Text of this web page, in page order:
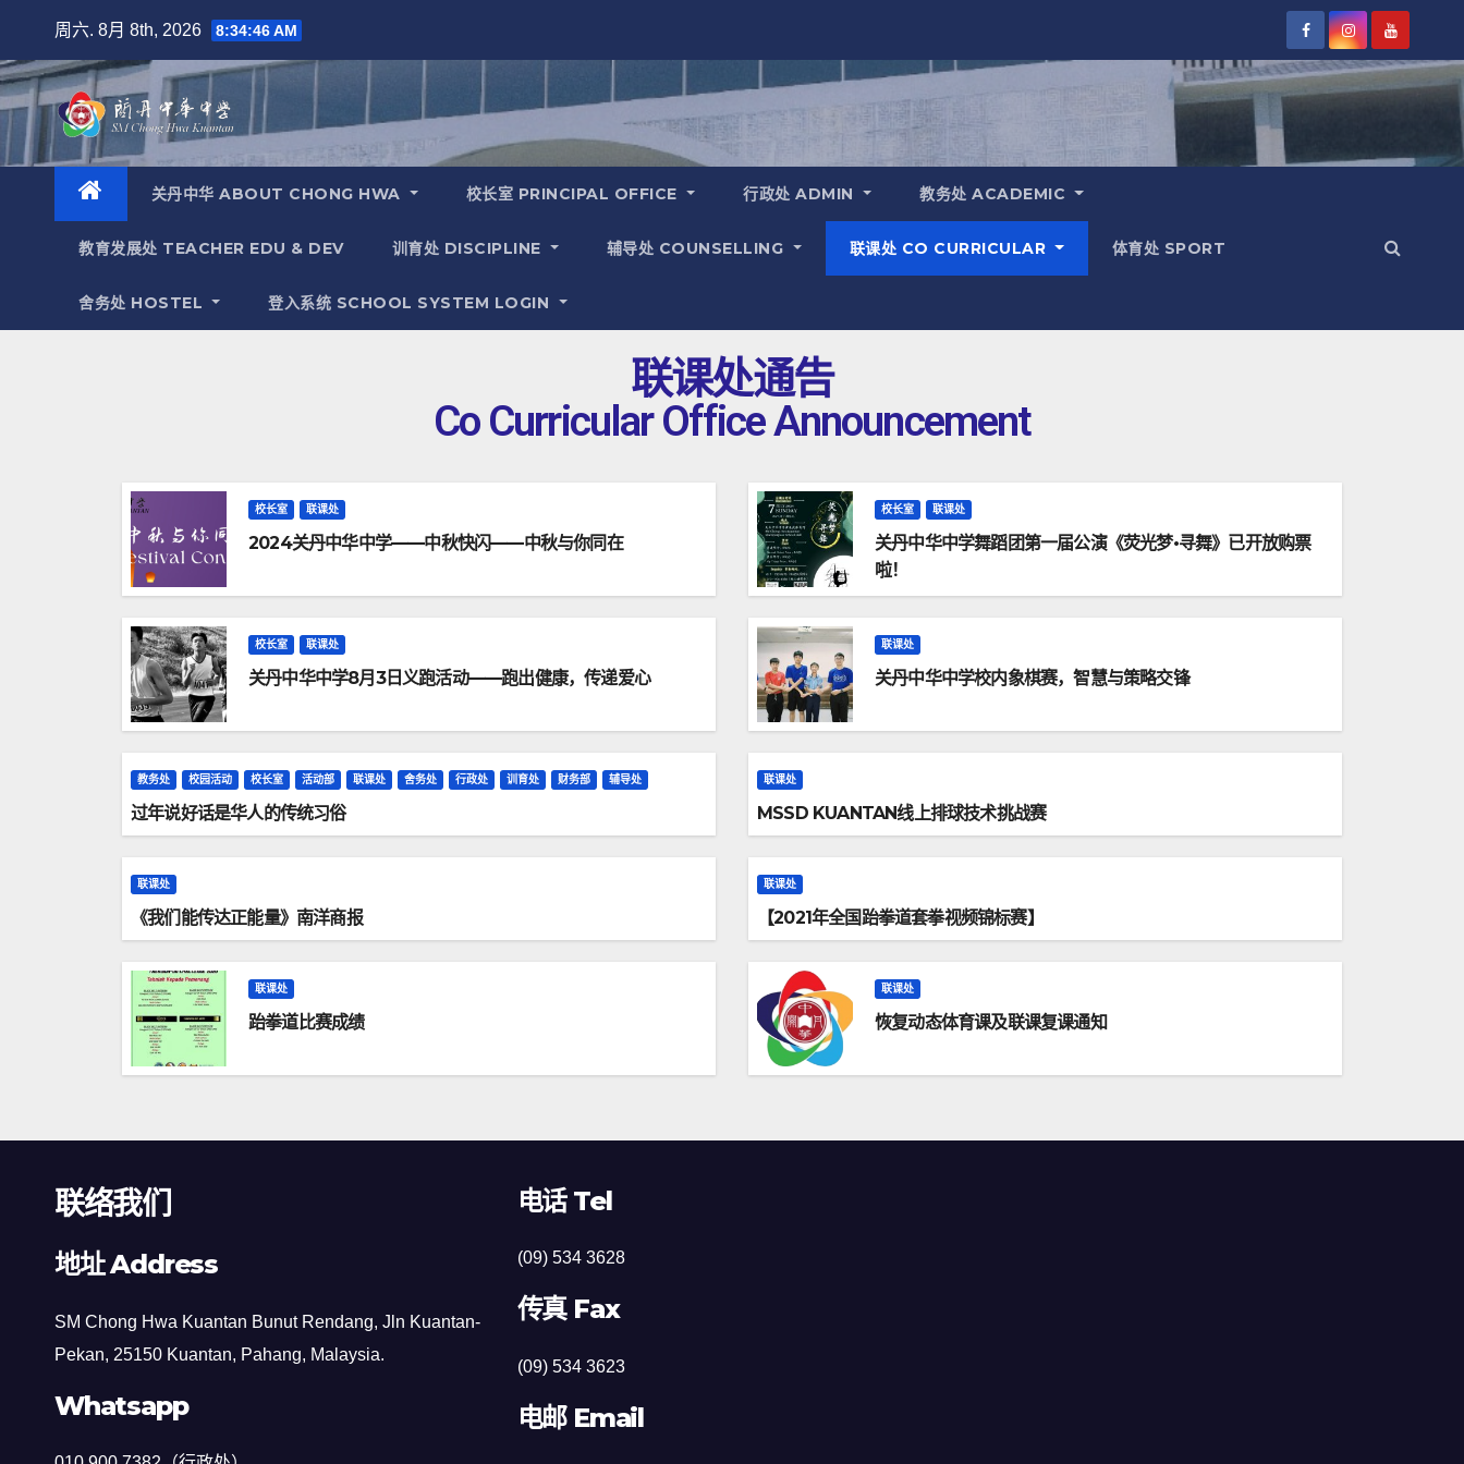
周六. 8月 8th, 2026 8:34:47 AM
关丹中华 ABOUT CHONG HWA 校长室 PRINCIPAL OFFICE 行政处 ADMIN 教务处 ACADEMIC
教育发展处 TEACHER EDU & DEV 训育处 DISCIPLINE 辅导处 COUNSELLING 联课处 CO CURRICULAR 体育处 SPORT
舍务处 HOSTEL 登入系统 SCHOOL SYSTEM LOGIN
联课处通告
Co Curricular Office Announcement
校长室 联课处
2024关丹中华中学——中秋快闪——中秋与你同在
校长室 联课处
关丹中华中学舞蹈团第一届公演《荧光梦•寻舞》已开放购票
啦！
校长室 联课处
关丹中华中学8月3日义跑活动——跑出健康，传递爱心
联课处
关丹中华中学校内象棋赛，智慧与策略交锋
教务处 校园活动 校长室 活动部 联课处 舍务处 行政处 训育处 财务部 辅导处
过年说好话是华人的传统习俗
联课处
MSSD KUANTAN线上排球技术挑战赛
联课处
《我们能传达正能量》南洋商报
联课处
【2021年全国跆拳道套拳视频锦标赛】
联课处
跆拳道比赛成绩
联课处
恢复动态体育课及联课复课通知
联络我们
地址 Address
SM Chong Hwa Kuantan Bunut Rendang, Jln Kuantan-
Pekan, 25150 Kuantan, Pahang, Malaysia.
Whatsapp
电话 Tel
(09) 534 3628
传真 Fax
(09) 534 3623
电邮 Email